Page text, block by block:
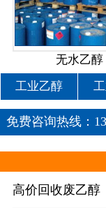
无水乙醇
工业乙醇
免费咨询热线：
高价回收废乙醇